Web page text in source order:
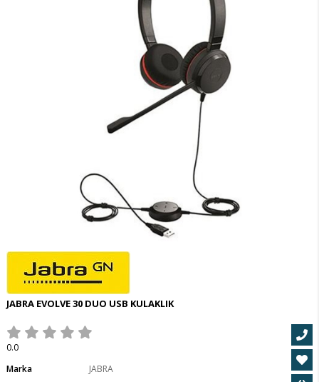
JABRA EVOLVE 30 DUO USB KULAKLIK
0.0
Marka
JABRA